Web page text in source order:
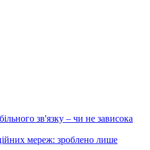
зв'язку – чи не зависока
мереж: зроблено лише